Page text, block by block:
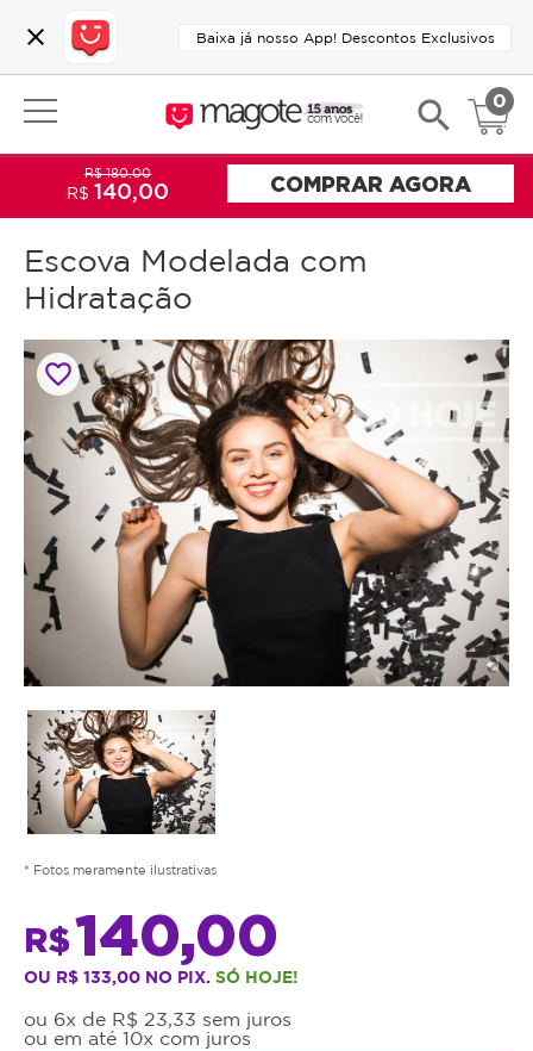
close Baixa já nosso App! Descontos Exclusivos
search 0
Escova Modelada com
Hidratação
favorite_border
* Fotos meramente ilustrativas
R$140,00
OU R$ 133,00 NO PIX. SÓ HOJE!
ou 6x de R$ 23,33 sem juros
ou em até 10x com juros
R$ 180,00
R$140,00 COMPRAR AGORA